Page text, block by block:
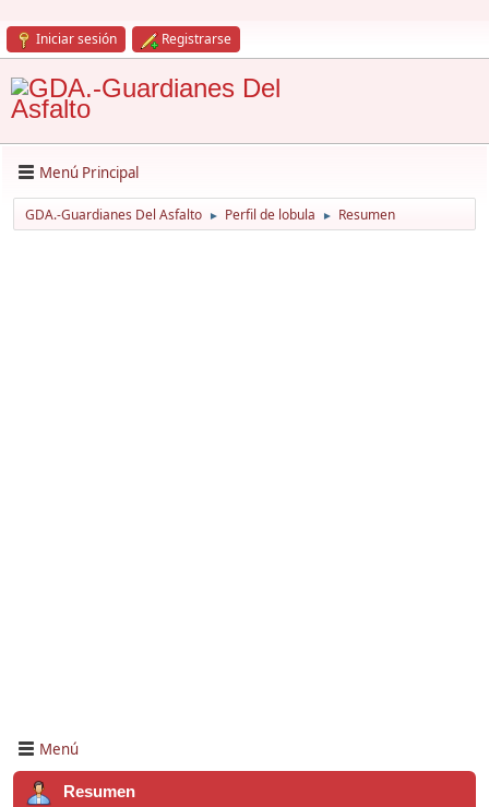
Iniciar sesión Registrarse
Menú Principal
GDA.-Guardianes Del Asfalto ► Perfil de lobula ► Resumen
Menú
Resumen